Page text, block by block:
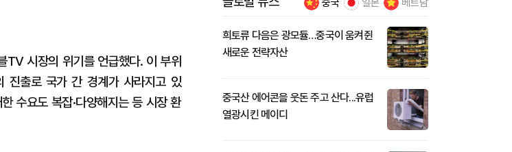
TV 시장의 위기를 언급했다. 이 부위
진출로 국가 간 경계가 사라지고 있
수요도 복잡·다양해지는 등 시장 환
중국 일본 베트남
희토류 다음은 광모듈…중국이 움켜쥔
새로운 전략자산
중국산 에어콘을 웃돈 주고 산다...유럽
열광시킨 메이디